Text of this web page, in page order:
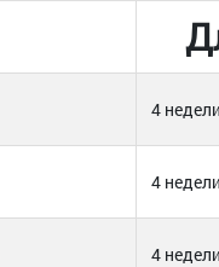
4 недели
4 недели
4 недели